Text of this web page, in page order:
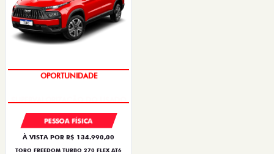
OPORTUNIDADE
PESSOA FÍSICA
À VISTA POR R$ 134.990,00
TORO FREEDOM TURBO 270 FLEX AT6